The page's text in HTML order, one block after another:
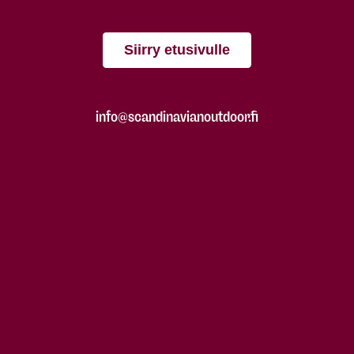
Siirry etusivulle
info@scandinavianoutdoor.fi